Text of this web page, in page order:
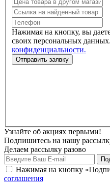
Нажимая на кнопку, вы
своих персональных данных.
конфиденциальности.
Узнайте об акциях первыми!
Подпишитесь на нашу
Делаем рассылку разово
Нажимая на кнопку
соглашения